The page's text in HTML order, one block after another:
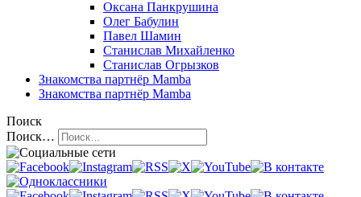
Оксана Панкрушина
Олег Бабулин
Павел Шамин
Станислав Михайленко
Станислав Огрызков
Знакомства партнёр Mamba
Знакомства партнёр Mamba
Поиск
Поиск…